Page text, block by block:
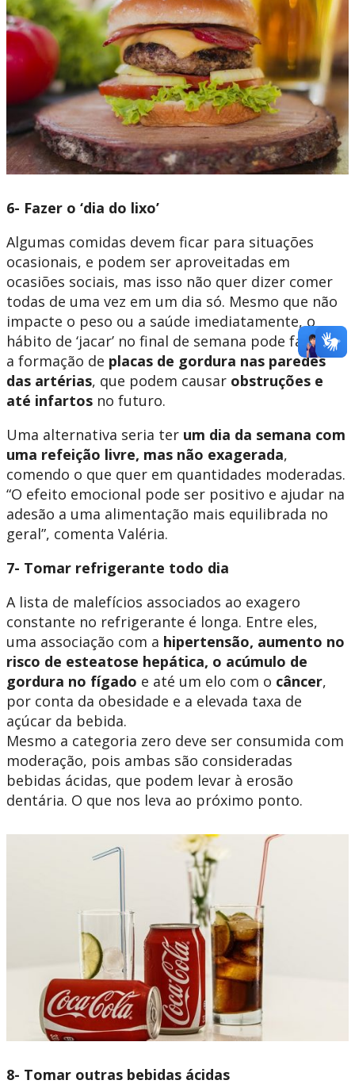
6- Fazer o ‘dia do lixo’
Algumas comidas devem ficar para situações
ocasionais, e podem ser aproveitadas em
ocasiões sociais, mas isso não quer dizer comer
todas de uma vez em um dia só. Mesmo que não
impacte o peso ou a saúde imediatamente, o
hábito de ‘jacar’ no final de semana pode facilitar
a formação de placas de gordura nas paredes
das artérias, que podem causar obstruções e
até infartos no futuro.
Uma alternativa seria ter um dia da semana com
uma refeição livre, mas não exagerada,
comendo o que quer em quantidades moderadas.
“O efeito emocional pode ser positivo e ajudar na
adesão a uma alimentação mais equilibrada no
geral”, comenta Valéria.
7- Tomar refrigerante todo dia
A lista de malefícios associados ao exagero
constante no refrigerante é longa. Entre eles,
uma associação com a hipertensão, aumento no
risco de esteatose hepática, o acúmulo de
gordura no fígado e até um elo com o câncer,
por conta da obesidade e a elevada taxa de
açúcar da bebida.
Mesmo a categoria zero deve ser consumida com
moderação, pois ambas são consideradas
bebidas ácidas, que podem levar à erosão
dentária. O que nos leva ao próximo ponto.
8- Tomar outras bebidas ácidas